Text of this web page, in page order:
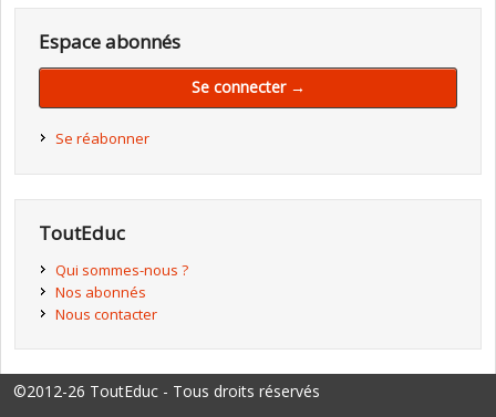
Espace abonnés
Se connecter →
Se réabonner
ToutEduc
Qui sommes-nous ?
Nos abonnés
Nous contacter
©2012-26 ToutEduc - Tous droits réservés